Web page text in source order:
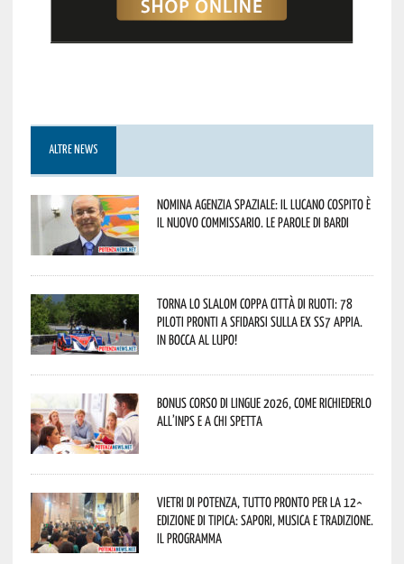
ALTRE NEWS
Nomina Agenzia Spaziale: il lucano Cospito è
il nuovo commissario. Le parole di Bardi
Torna lo Slalom Coppa Città di Ruoti: 78
piloti pronti a sfidarsi sulla ex SS7 Appia.
In bocca al lupo!
Bonus corso di lingue 2026, come richiederlo
all’INPS e a chi spetta
Vietri di Potenza, tutto pronto per la 12^
Edizione di Tipica: sapori, musica e tradizione.
Il programma